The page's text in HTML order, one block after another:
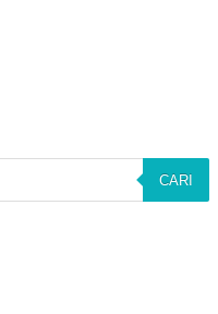
CARI